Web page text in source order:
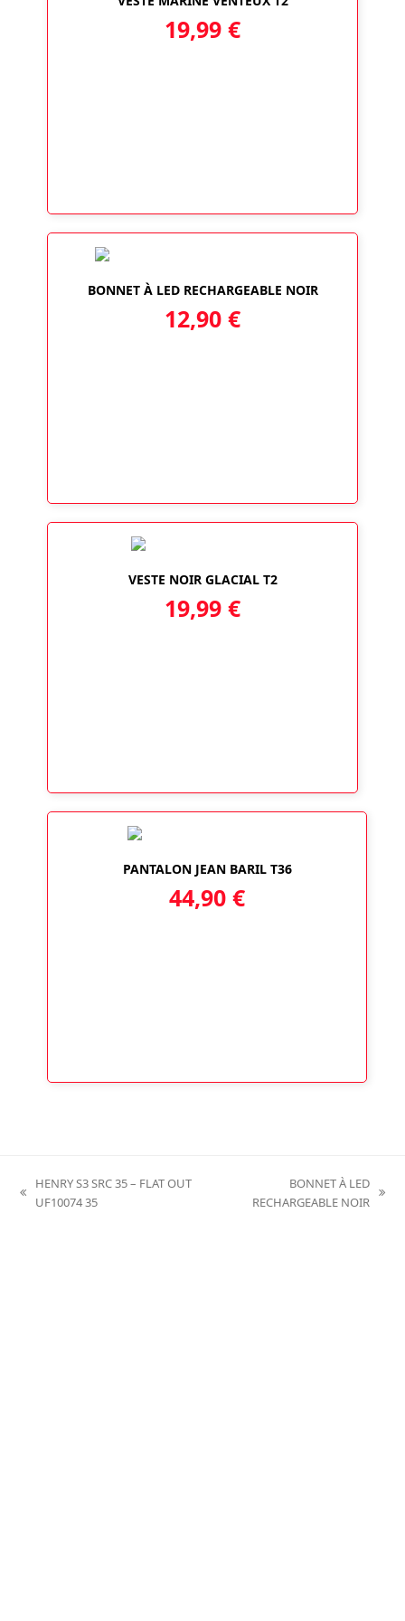
19,99 €
BONNET À LED RECHARGEABLE NOIR
12,90 €
VESTE NOIR GLACIAL T2
19,99 €
PANTALON JEAN BARIL T36
44,90 €
previous
HENRY S3 SRC 35 – FLAT OUT
UF10074 35
BONNET À LED
RECHARGEABLE NOIR